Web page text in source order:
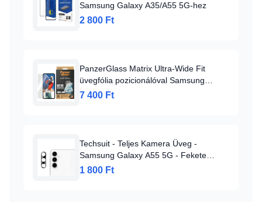
Samsung Galaxy A35/A55 5G-hez
2 800 Ft
PanzerGlass Matrix Ultra-Wide Fit
üvegfólia pozicionálóval Samsung
Galaxy A55 5G-hez
7 400 Ft
Techsuit - Teljes Kamera Üveg -
Samsung Galaxy A55 5G - Fekete
üvegfólia
1 800 Ft